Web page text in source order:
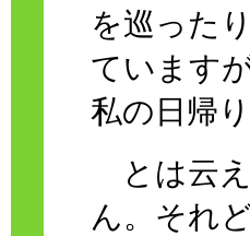
を巡った
ています
私の日帰
とは云え
ん。それ